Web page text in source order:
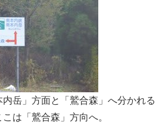
岳」方面と「鷲合森」へ分かれる
は「鷲合森」方向へ。